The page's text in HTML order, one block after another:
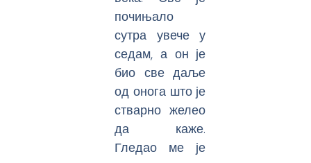
почињало
сутра увече у
седам, а он је
био све даље
од онога што је
стварно желео
да каже.
Гледао ме је